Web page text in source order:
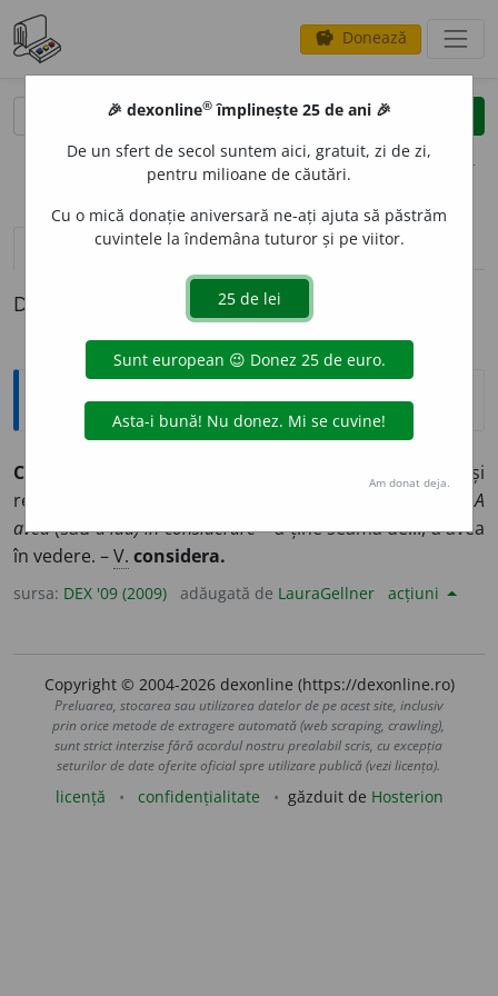
savings Donează
clear
opțiuni
definiții (1) pronunțievolume_up (50)
Definiția cu ID-ul 850955:
Explicative DEX
CONSIDER
și
rezultatul ei; studiu, examinare; considerație. ◊
A
avea(saua lua) în considerare= a ține seama de..., a avea
în vedere. –V. considera.
sursa: DEX '09 (2009) adăugată de LauraGellner acțiuni
Copyright © 2004-2026 dexonline (https://dexonline.ro)
Preluarea, stocarea sau utilizarea datelor de pe acest site, inclusiv
prin orice metode de extragere automată (web scraping, crawling),
sunt strict interzise fără acordul nostru prealabil scris, cu excepția
seturilor de date oferite oficial spre utilizare publică (vezi licența).
licență confidențialitate găzduit de Hosterion
🎉 dexonline® împlinește 25 de ani 🎉
De un sfert de secol suntem aici, gratuit, zi de zi,
pentru milioane de căutări.
Cu o mică donație aniversară ne-ați ajuta să păstrăm
cuvintele la îndemâna tuturor și pe viitor.
Am donat deja.